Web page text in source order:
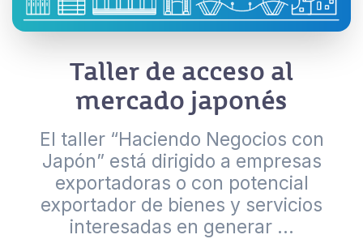
Taller de acceso al
mercado japonés
El taller “Haciendo Negocios con
Japón” está dirigido a empresas
exportadoras o con potencial
exportador de bienes y servicios
interesadas en generar ...